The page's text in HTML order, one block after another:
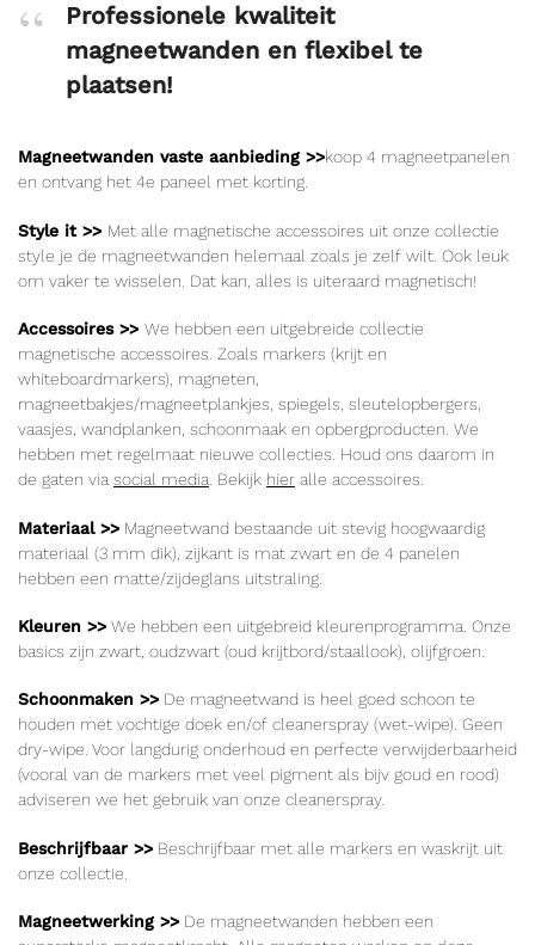
Professionele kwaliteit
magneetwanden en flexibel te
plaatsen!
Magneetwanden vaste aanbieding >>koop 4 magneetpanelen
en ontvang het 4e paneel met korting.
Style it >> Met alle magnetische accessoires uit onze collectie
style je de magneetwanden helemaal zoals je zelf wilt. Ook leuk
om vaker te wisselen. Dat kan, alles is uiteraard magnetisch!
Accessoires >> We hebben een uitgebreide collectie
magnetische accessoires. Zoals markers (krijt en
whiteboardmarkers), magneten,
magneetbakjes/magneetplankjes, spiegels, sleutelopbergers,
vaasjes, wandplanken, schoonmaak en opbergproducten. We
hebben met regelmaat nieuwe collecties. Houd ons daarom in
de gaten via social media . Bekijk hier alle accessoires.
Materiaal >> Magneetwand bestaande uit stevig hoogwaardig
materiaal (3 mm dik), zijkant is mat zwart en de 4 panelen
hebben een matte/zijdeglans uitstraling.
Kleuren >> We hebben een uitgebreid kleurenprogramma. Onze
basics zijn zwart, oudzwart (oud krijtbord/staallook), olijfgroen.
Schoonmaken >> De magneetwand is heel goed schoon te
houden met vochtige doek en/of cleanerspray (wet-wipe). Geen
dry-wipe. Voor langdurig onderhoud en perfecte verwijderbaarheid
(vooral van de markers met veel pigment als bijv goud en rood)
adviseren we het gebruik van onze cleanerspray.
Beschrijfbaar >> Beschrijfbaar met alle markers en waskrijt uit
onze collectie.
Magneetwerking >> De magneetwanden hebben een